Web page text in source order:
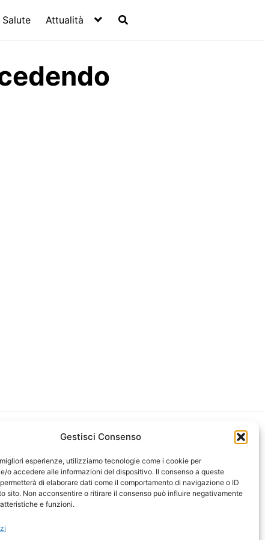
Gestisci Consenso
esperienze, utilizziamo tecnologie come i cookie per
o accedere alle informazioni del dispositivo. Il consenso a queste
di elaborare dati come il comportamento di navigazione o ID
sito. Non acconsentire o ritirare il consenso può influire negativamente
e funzioni.
Salute Attualità
2026 NotiziePlus.com
Web4Star
Umano Verificato